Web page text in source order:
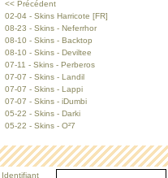
<< Précédent
02-04 - Skins Harricote [FR]
08-23 - Skins - Neferrhor
08-10 - Skins - Backtop
08-10 - Skins - Deviltee
07-11 - Skins - Perberos
07-07 - Skins - Landil
07-07 - Skins - Lappi
07-07 - Skins - iDumbi
05-22 - Skins - Darki
05-22 - Skins - O²7
Identifiant